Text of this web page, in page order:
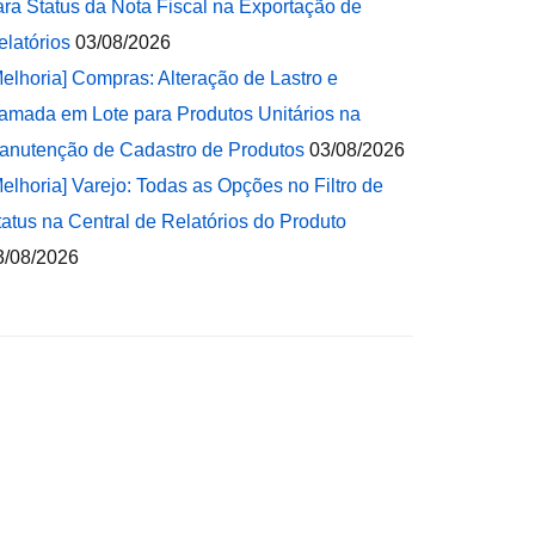
Status da Nota Fiscal na Exportação de
03/08/2026
Compras: Alteração de Lastro e
em Lote para Produtos Unitários na
de Cadastro de Produtos 03/08/2026
Varejo: Todas as Opções no Filtro de
na Central de Relatórios do Produto
08/2026